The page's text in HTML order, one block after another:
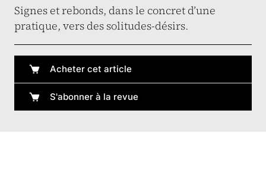
Signes et rebonds, dans le concret d’une
pratique, vers des solitudes-désirs.
Acheter cet article
S'abonner à la revue